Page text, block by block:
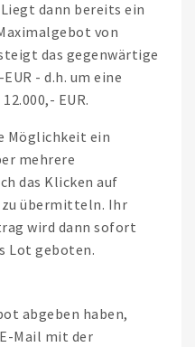
Liegt dann bereits ein
von
das gegenwärtige
- d.h. um eine
EUR.
Möglichkeit ein
mehrere
das Klicken auf
zu übermitteln. Ihr
wird dann sofort
Lot geboten.
abgeben haben,
Mail mit der